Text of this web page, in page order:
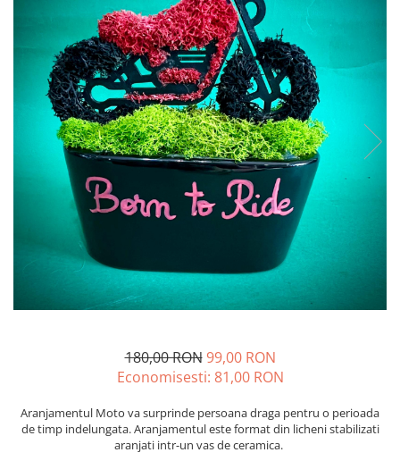
180,00 RON 99,00 RON
Economisesti: 81,00 RON
Aranjamentul Moto va surprinde persoana draga pentru o perioada
de timp indelungata. Aranjamentul este format din licheni stabilizati
aranjati intr-un vas de ceramica.